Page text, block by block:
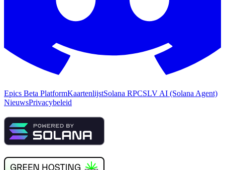
Epics Beta PlatformKaartenlijstSolana RPCSLV AI (Solana Agent)
NieuwsPrivacybeleid